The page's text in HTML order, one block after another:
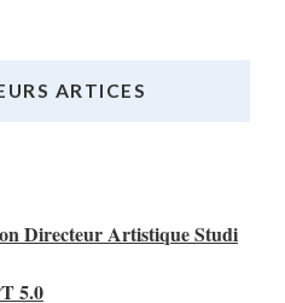
ARTICES
Directeur Artistique Studi
5.0